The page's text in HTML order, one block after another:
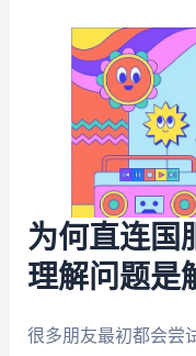
为何直连国
理解问题是
很多朋友最初都会尝